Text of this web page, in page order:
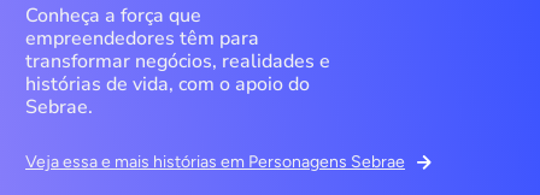
Conheça a força que
empreendedores têm para
transformar negócios, realidades e
histórias de vida, com o apoio do
Sebrae.
Veja essa e mais histórias em Personagens Sebrae